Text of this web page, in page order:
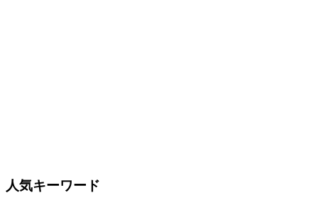
人気キーワード